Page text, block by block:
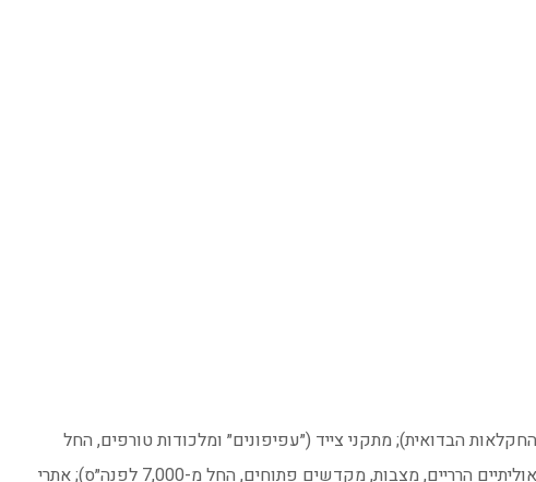
ב-10,000 השנים האחרונות בנושאים שונים: חקלאות קדומה (החל מ-6,000 לפנה״ס ועד החקלאות הבדואית); מתקני צייד (״עפיפונים״ ומלכודות טורפים, החל
מ-4,000 לפנה״ס); כרייה והפקה של נחושת בערבה (החל מ-4,500 לפנה״ס ועד 1,500 לספירה); ״אתרי פולחן” מדבריים (אתרי פולחן ניאוליתיים הרריים, מצבות, מקדשים פתוחים, החל מ-7,000 לפנה״ס); אתרי